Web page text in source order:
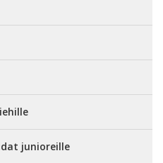
junioreille